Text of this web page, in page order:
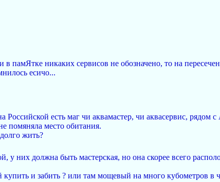
в памЯтке никаких сервисов не обозначено, то на
есичо...
Российской есть маг чи аквамастер, чи аквасервис,
помяняла место обитания.
жить?
у них должна быть мастерская, но она скорее всего
и забить ? или там мощевый на много кубометров в